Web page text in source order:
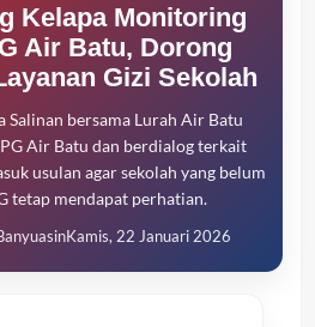
Kelapa Monitoring
Air Batu, Dorong
Gizi Sekolah
Salinan bersama Lurah Air Batu
Air Batu dan berdialog terkait
usulan agar sekolah yang belum
tetap mendapat perhatian.
Kamis, 22 Januari 2026